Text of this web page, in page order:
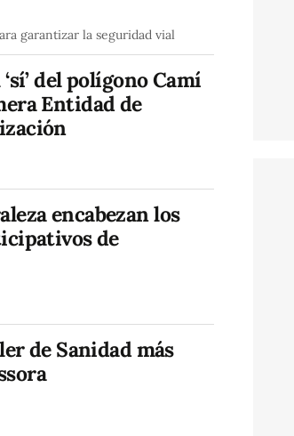
garantizar la seguridad vial
del polígono Camí
Entidad de
encabezan los
de
de Sanidad más